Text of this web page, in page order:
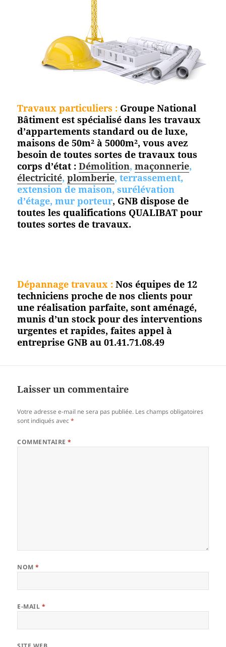
Travaux particuliers : Groupe National
Bâtiment est spécialisé dans les travaux
d’appartements standard ou de luxe,
maisons de 50m² à 5000m², vous avez
besoin de toutes sortes de travaux tous
corps d’état : Démolition,maçonnerie,
électricité,plomberie, terrassement,
extension de maison, surélévation
d’étage, mur porteur, GNB dispose de
toutes les qualifications QUALIBAT pour
toutes sortes de travaux.
Dépannage travaux : Nos équipes de 12
techniciens proche de nos clients pour
une réalisation parfaite, sont aménagé,
munis d’un stock pour des interventions
urgentes et rapides, faites appel à
entreprise GNB au 01.41.71.08.49
Laisser un commentaire
Votre adresse e-mail ne sera pas publiée. Les champs obligatoires
sont indiqués avec*
COMMENTAIRE*
NOM*
E-MAIL *